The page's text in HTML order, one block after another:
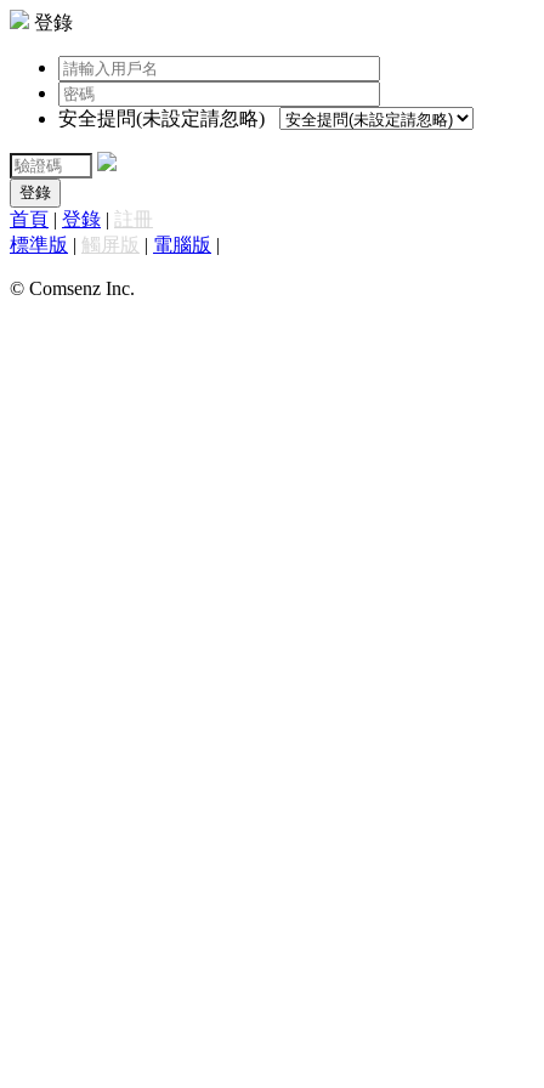
登錄
安全提問(未設定請忽略)
登錄
首頁 | 登錄 | 註冊
標準版 | 觸屏版 | 電腦版 |
© Comsenz Inc.